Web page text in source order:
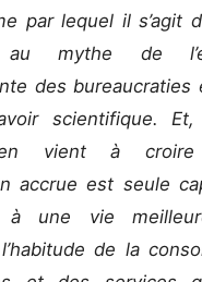
par lequel il s’agit
au mythe de
des bureaucraties
scientifique. Et,
vient à croire
accrue est seule
à une vie
de la